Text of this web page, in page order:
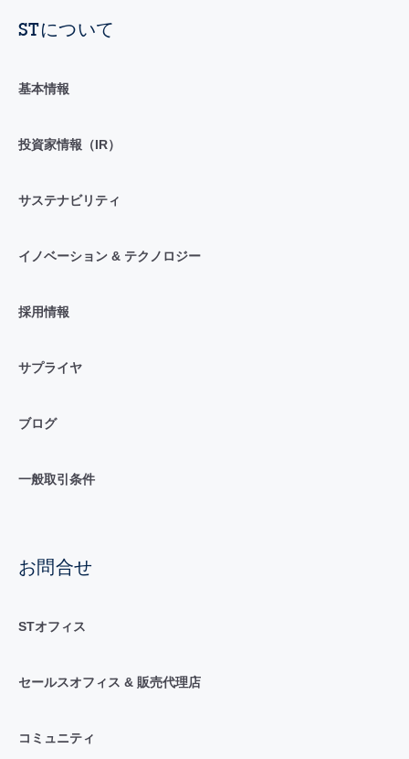
STについて
基本情報
投資家情報（IR）
サステナビリティ
イノベーション & テクノロジー
採用情報
サプライヤ
ブログ
一般取引条件
お問合せ
STオフィス
セールスオフィス & 販売代理店
コミュニティ